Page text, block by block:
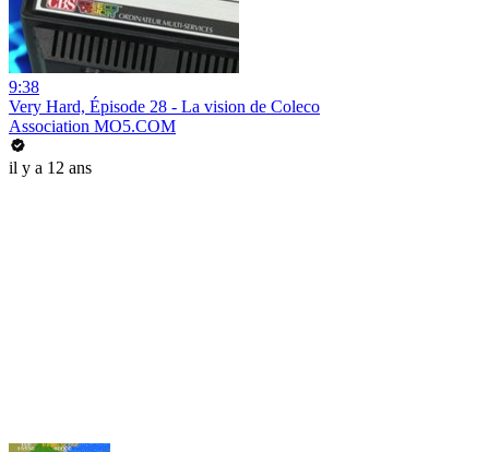
9:38
Very Hard, Épisode 28 - La vision de Coleco
Association MO5.COM
il y a 12 ans